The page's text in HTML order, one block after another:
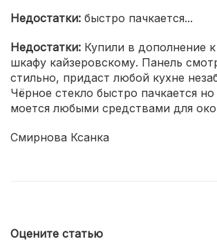
Недостатки: быстро пачкается...
Недостатки: Купили в дополнение
шкафу кайзеровскому. Панель
стильно, придаст любой кухне
Чёрное стекло быстро пачкается но
моется любыми средствами для
Смирнова Ксанка
Оцените статью